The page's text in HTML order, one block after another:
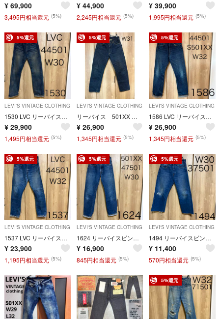
¥ 69,900
3,495円相当還元 (5%)
¥ 44,900
2,245円相当還元 (5%)
¥ 39,900
1,995円相当還元 (5%)
5%還元
LEVI'S VINTAGE CLOTHING
1530 LVC リーバイスビンテージクロージング S501XX デニムパンツ
¥ 29,900
1,495円相当還元 (5%)
5%還元
LEVI'S VINTAGE CLOTHING
リーバイス 501XX バレンシア復刻 555
¥ 26,900
1,345円相当還元 (5%)
5%還元
LEVI'S VINTAGE CLOTHING
1586 LVC リーバイスビンテージクロージング S501XX デニムパンツ
¥ 26,900
1,345円相当還元 (5%)
5%還元
LEVI'S VINTAGE CLOTHING
1537 LVC リーバイスビンテージクロージング S501XX デニムパンツ
¥ 23,900
1,195円相当還元 (5%)
5%還元
LEVI'S VINTAGE CLOTHING
1624 リーバイスビンテージクロージング501XX 復刻デニムパンツ
¥ 16,900
845円相当還元 (5%)
5%還元
LEVI'S VINTAGE CLOTHING
1494 リーバイスビンテージクロージング 501xx 復刻デニムパンツ
¥ 11,400
570円相当還元 (5%)
5%還元